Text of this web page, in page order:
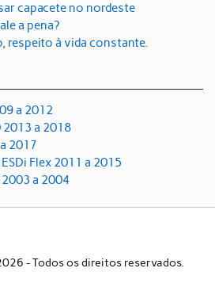
capacete no nordeste
a pena?
respeito à vida constante.
a 2012
2013 a 2018
2017
Flex 2011 a 2015
2003 a 2004
- Todos os direitos reservados.